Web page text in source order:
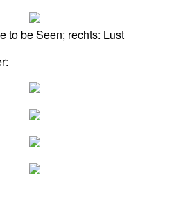
to be Seen; rechts: Lust